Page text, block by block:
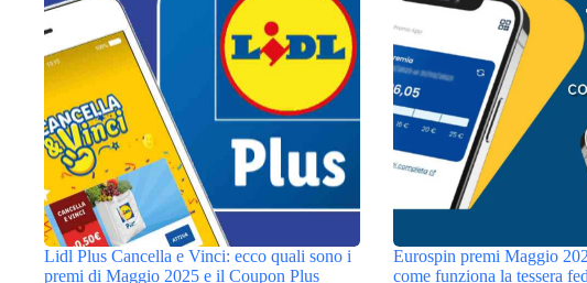
Lidl Plus Cancella e Vinci: ecco quali sono i
premi di Maggio 2025 e il Coupon Plus
Eurospin premi Maggio
come funziona la tessera